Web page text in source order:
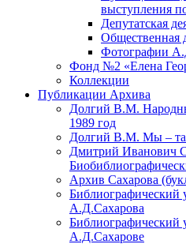
выступления
Депутатская
Общественная
Фотографии
Фонд №2 «Елена
Коллекции
Публикации Архива
Долгий В.М.
1989 год
Долгий В.М. Мы –
Дмитрий Иванович
Архив Сахарова
Библиографический
А.Д.Сахарова
Библиографический
А.Д.Сахарове